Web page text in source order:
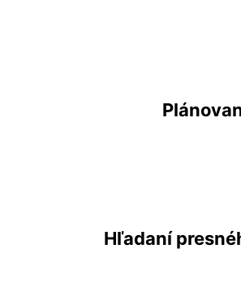
Hľadaní